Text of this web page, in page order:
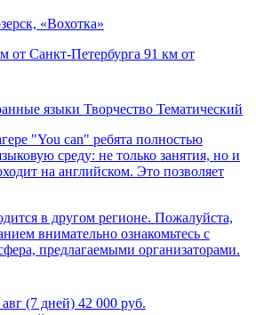
«Вохотка»
от Санкт-Петербурга 91 км от
языки Творчество Тематический
"You can" ребята полностью
среду: не только занятия, но и
на английском. Это позволяет
в другом регионе. Пожалуйста,
внимательно ознакомьтесь с
предлагаемыми организаторами.
(7 дней) 42 000 руб.